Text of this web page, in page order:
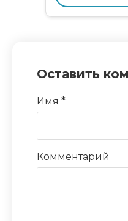
Оставить
Имя *
Комментарий